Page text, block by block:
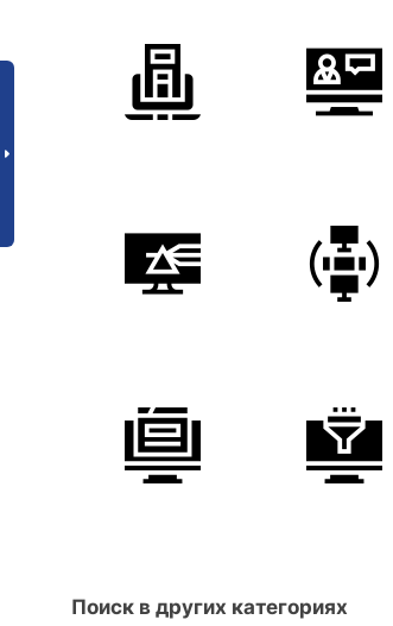
Поиск в других категориях